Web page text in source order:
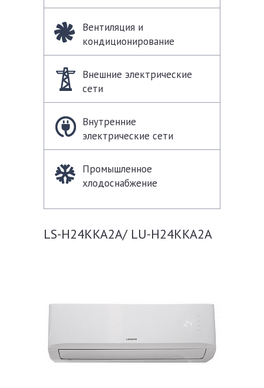
Вентиляция и
кондиционирование
Внешние электрические
сети
Внутренние
электрические сети
Промышленное
хлодоснабжение
LS-H24KKA2A/ LU-H24KKA2A